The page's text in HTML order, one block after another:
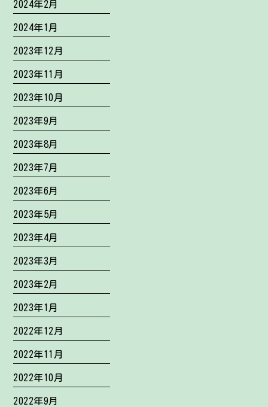
2024年2月
2024年1月
2023年12月
2023年11月
2023年10月
2023年9月
2023年8月
2023年7月
2023年6月
2023年5月
2023年4月
2023年3月
2023年2月
2023年1月
2022年12月
2022年11月
2022年10月
2022年9月